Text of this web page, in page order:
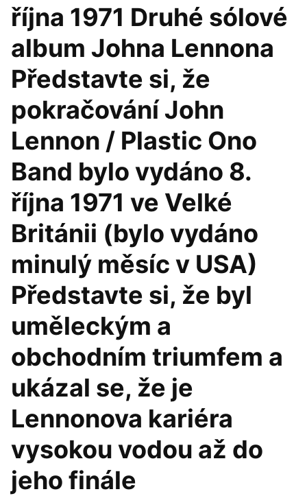
října 1971 Druhé sólové
album Johna Lennona
Představte si, že
pokračování John
Lennon / Plastic Ono
Band bylo vydáno 8.
října 1971 ve Velké
Británii (bylo vydáno
minulý měsíc v USA)
Představte si, že byl
uměleckým a
obchodním triumfem a
ukázal se, že je
Lennonova kariéra
vysokou vodou až do
jeho finále